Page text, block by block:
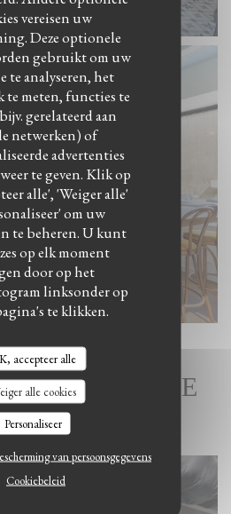
vereisen uw
Deze optionele
gebruikt om uw
te analyseren, het
meten, functies te
gerelateerd aan
netwerken) of
advertenties
te geven. Klik op
alle', 'Weiger alle'
om uw
te beheren. U kunt
op elk moment
door op het
linksonder op
te klikken.
accepteer alle
alle cookies
Personaliseer
van persoonsgegevens
Cookiebeleid
DE CUISINE